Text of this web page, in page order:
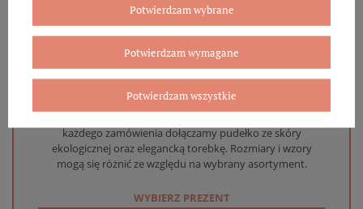
Eleganckie opakowanie gratis
Biżuterię i zegarki zakupione w sklepie internetowym
każdego zamówienia dołączamy pudełko ze skóry
ekologicznej oraz elegancką torebkę. Rozmiary i wzory
mogą się różnić ze względu na wybrany asortyment.
WYBIERZ PREZENT
Potwierdzam wybrane
Potwierdzam wymagane
Potwierdzam wszystkie